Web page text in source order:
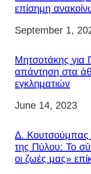
επίσημη
Ημερομηνία
September 1,
Μητσοτάκης για
απάντηση στα
εγκληματιών
Ημερομηνία
June 14, 2023
Δ. Κουτσούμπας
της Πύλου: Το
οι ζωές μας»